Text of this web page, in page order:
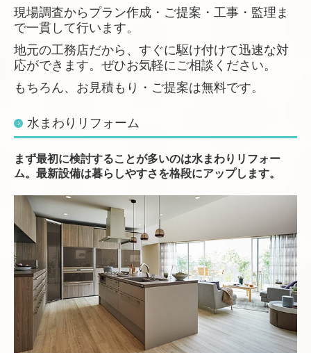
その他事例
会社案内
現場調査からプラン作成・ご提案・工事・監理ま
で一貫して行います。
地元の工務店だから、すぐに駆け付けて迅速な対
応ができます。 ぜひお気軽にご相談ください。
もちろん、お見積もり・ご提案は無料です。
水まわりリフォーム
まず最初に検討することが多いのは水まわりリフォー
ム。最新設備は暮らしやすさを格段にアップします。